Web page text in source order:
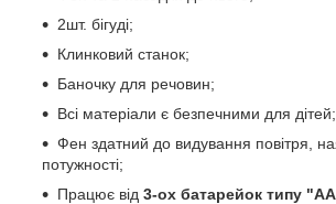
2шт. бігуді;
Клинковий станок;
Баночку для речовин;
Всі матеріали є безпечними для дітей;
Фен здатний до видування повітря,
потужності;
Працює від 3-ох батарейок типу